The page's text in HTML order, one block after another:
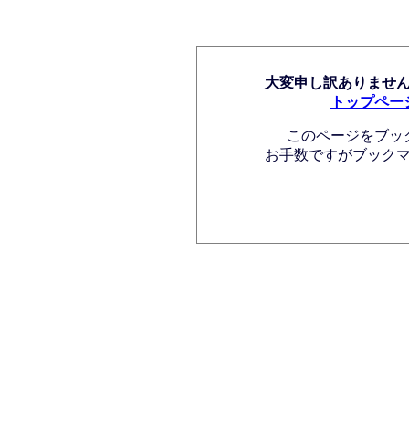
大変申し訳ありませ
トップペー
このページをブ
お手数ですがブック